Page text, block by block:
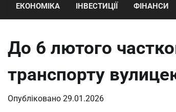
ЕКОНОМІКА ІНВЕСТИЦІЇ ФІНАНСИ
До 6 лютого
транспорту
Опубліковано 29.01.2026